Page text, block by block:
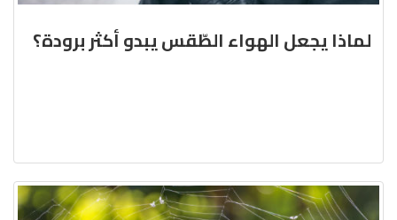
لماذا يجعل الهواء الطّقس يبدو أكثر برودة؟